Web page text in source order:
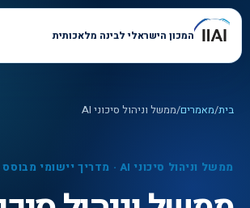
המכון הישראלי לבינה מלאכותית
בית/מאמרים/ממשל וניהול סיכוני AI
ממשל וניהול סיכוני AI · מדריך יישומי מבוסס